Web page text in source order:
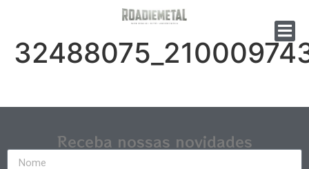
Receba nossas novidades